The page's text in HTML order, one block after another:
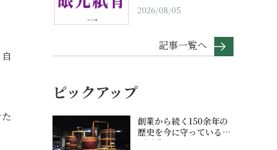
2026/08/05
記事一覧へ
ピックアップ
創業から続く150余年の
歴史を今に守っている濵
田酒造